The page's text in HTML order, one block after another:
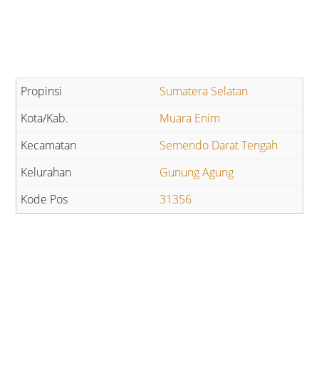
Sumatera Selatan
Muara Enim
Semendo Darat Tengah
Gunung Agung
31356